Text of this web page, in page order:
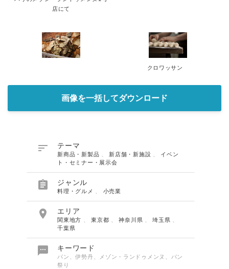
店にて
クロワッサン
画像を一括してダウンロード
 テーマ
新商品・新製品 新店舗・新施設
イベン
ト・セミナー・展示会
 ジャンル
料理・グルメ 小売業
 エリア
関東地方 、東京都 、神奈川県 、埼玉県
千葉県
 キーワード
パン、伊勢丹、メゾン・ランドゥメンヌ、パン
祭り